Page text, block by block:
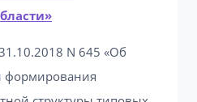
N 645 «Об
формирования